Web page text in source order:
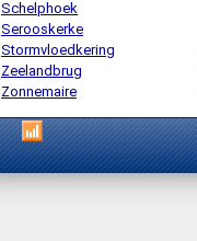
Schelphoek
Serooskerke
Stormvloedkering
Zeelandbrug
Zonnemaire